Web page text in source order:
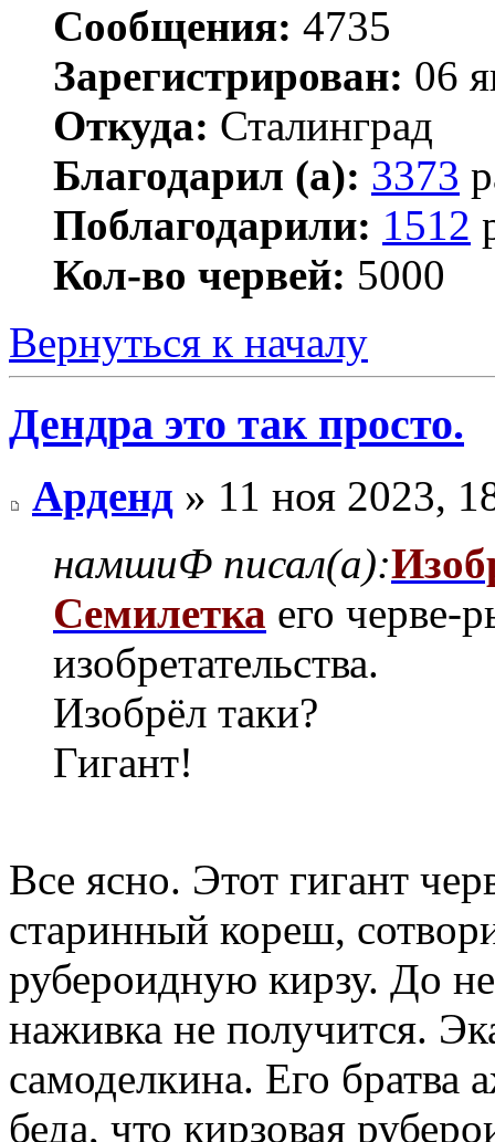
Сообщения: 4735
Зарегистрирован: 06
Откуда: Сталинград
Благодарил (а): 3373
Поблагодарили: 1512
Кол-во червей: 5000
Вернуться к началу
Дендра это так просто.
Арденд » 11 ноя 2023,
намшиФ писал(а):
Семилетка его черве-
изобретательства.
Изобрёл таки?
Гигант!
Все ясно. Этот гигант
старинный кореш,
рубероидную кирзу. До
наживка не получится.
самоделкина. Его
беда, что кирзовая